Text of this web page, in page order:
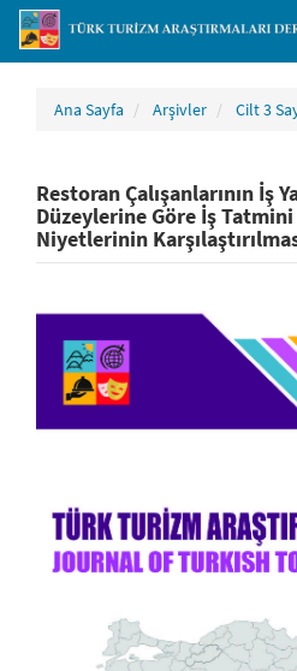
Ana Sayfa Arşivler Cilt 3
Restoran Çalışanlarının İş
Düzeylerine Göre İş
Niyetlerinin